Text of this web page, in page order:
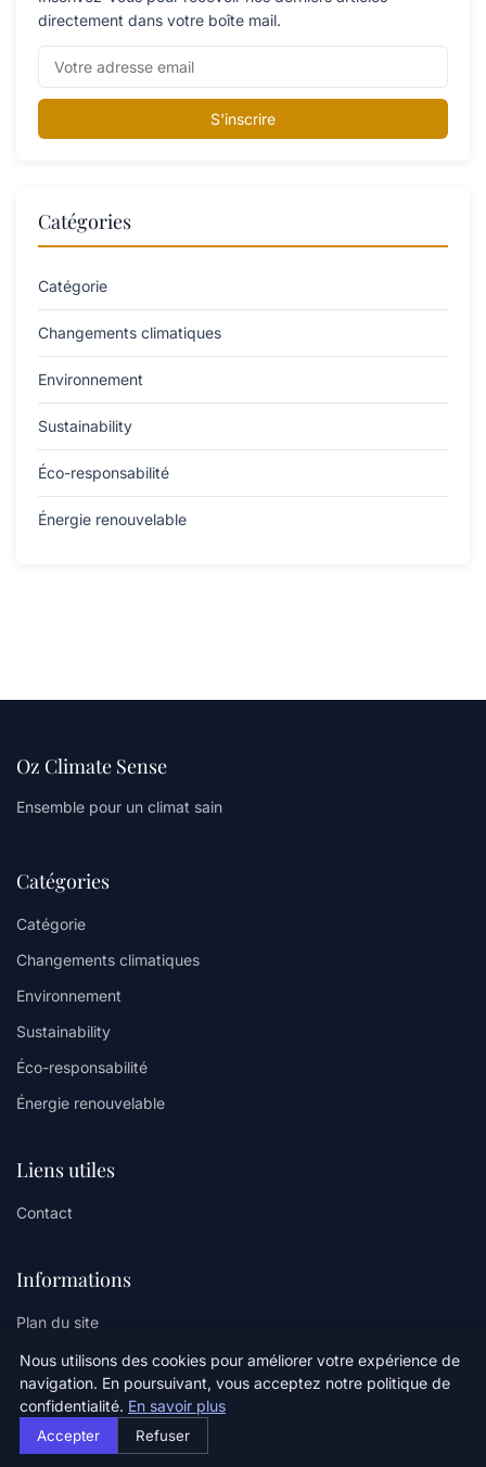
directement dans votre boîte mail.
S'inscrire
Catégories
Catégorie
Changements climatiques
Environnement
Sustainability
Éco-responsabilité
Énergie renouvelable
Oz Climate Sense
Ensemble pour un climat sain
Catégories
Catégorie
Changements climatiques
Environnement
Sustainability
Éco-responsabilité
Énergie renouvelable
Liens utiles
Contact
Informations
Plan du site
© 2026 Oz Climate Sense. Tous droits réservés.
Nous utilisons des cookies pour améliorer votre expérience de
navigation. En poursuivant, vous acceptez notre politique de
confidentialité. En savoir plus
Accepter Refuser